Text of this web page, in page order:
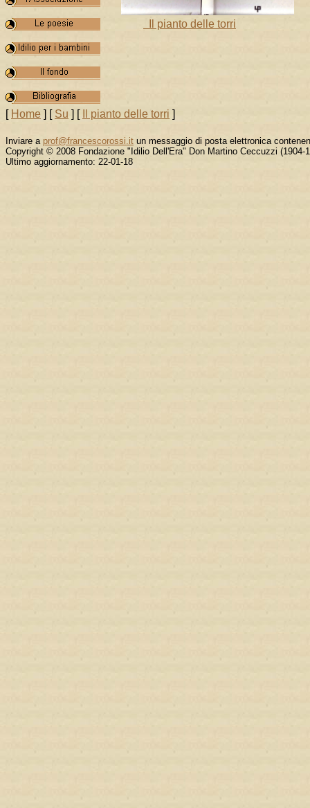
Il pianto delle torri
[ Home ] [ Su ] [ Il pianto delle torri ]
Inviare a prof@francescorossi.it un messaggio di posta elettronica
Copyright © 2008 Fondazione "Idilio Dell'Era" Don Martino Ceccuzzi (1904-
Ultimo aggiornamento: 22-01-18